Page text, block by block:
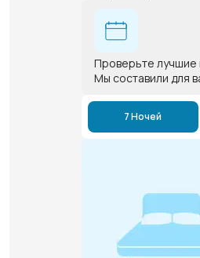
Проверьте
Мы составили для
7 Ночей